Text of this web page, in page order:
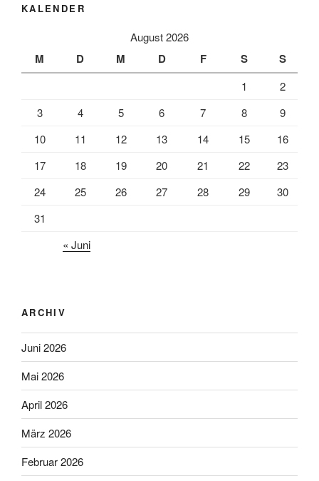
KALENDER
August 2026
M D M D F S S
1
2
3
4 5 6 7 8
9
10
11 12 13 14 15
16
17
18 19 20 21 22
23
24
25 26 27 28 29
30
31
« Juni
ARCHIV
Juni 2026
Mai 2026
April 2026
März 2026
Februar 2026